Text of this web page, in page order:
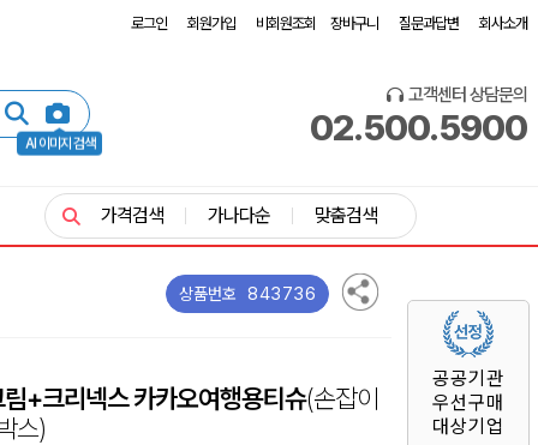
로그인 회원가입 비회원조회 장바구니 질문과답변 회사소개
AI 이미지 검색
고객센터 상담문의
02.500.5900
공공기관
우선구매
대상기업
가격검색 가나다순 맞춤검색
상품번호 843736
+크리넥스 카카오여행용티슈(손잡이
스)